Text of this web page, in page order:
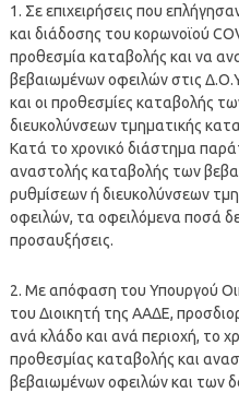
1. Σε επιχειρήσεις που
και διάδοσης του κορωνοϊού
προθεσμία καταβολής και να
βεβαιωμένων οφειλών στις
και οι προθεσμίες καταβολής
διευκολύνσεων τμηματικής
Κατά το χρονικό διάστημα
αναστολής καταβολής των
ρυθμίσεων ή διευκολύνσεων
οφειλών, τα οφειλόμενα ποσά
προσαυξήσεις.
2. Με απόφαση του Υπουργού
του Διοικητή της ΑΑΔΕ,
ανά κλάδο και ανά περιοχή, το
προθεσμίας καταβολής και
βεβαιωμένων οφειλών και των